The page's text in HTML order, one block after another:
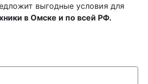
выгодные условия для
в Омске и по всей РФ.